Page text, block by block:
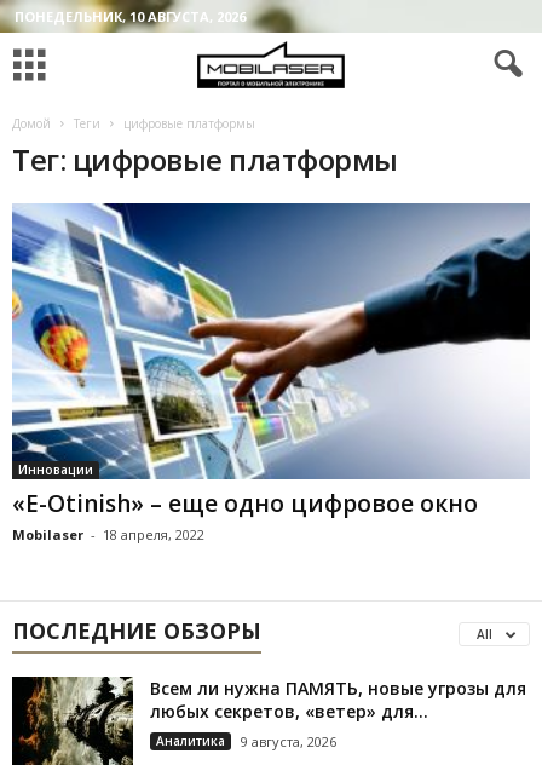
ПОНЕДЕЛЬНИК, 10 АВГУСТА, 2026
Домой Теги цифровые платформы
Тег: цифровые платформы
Инновации
«E-Otinish» – еще одно цифровое окно
Mobilaser - 18 апреля, 2022
ПОСЛЕДНИЕ ОБЗОРЫ All
Всем ли нужна ПАМЯТЬ, новые угрозы для
любых секретов, «ветер» для...
Аналитика 9 августа, 2026